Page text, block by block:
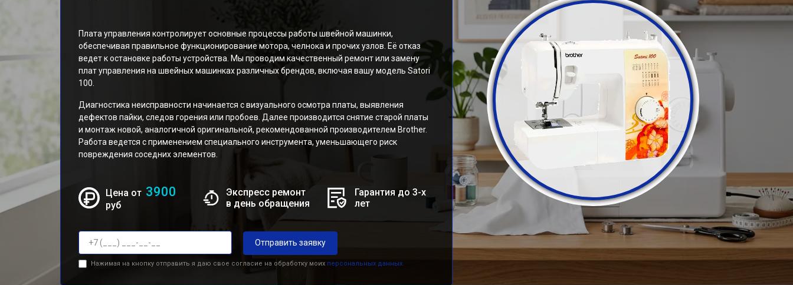
Плата управления контролирует основные процессы работы швейной машинки,
обеспечивая правильное функционирование мотора, челнока и прочих узлов. Её отказ
ведет к остановке работы устройства. Мы проводим качественный ремонт или замену
плат управления на швейных машинках различных брендов, включая вашу модель Satori
100.
Диагностика неисправности начинается с визуального осмотра платы, выявления
дефектов пайки, следов горения или пробоев. Далее производится снятие старой платы
и монтаж новой, аналогичной оригинальной, рекомендованной производителем Brother.
Работа ведется с применением специального инструмента, уменьшающего риск
повреждения соседних элементов.
Цена от 3900
руб
Экспресс ремонт
в день обращения
Гарантия до 3-х
лет
Отправить заявку
Нажимая на кнопку отправить я даю свое согласие на обработку моих персональных данных.